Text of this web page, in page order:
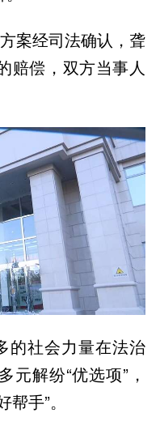
案经司法确认，聋
赔偿，双方当事人
的社会力量在法治
元解纷“优选项”，
手”。